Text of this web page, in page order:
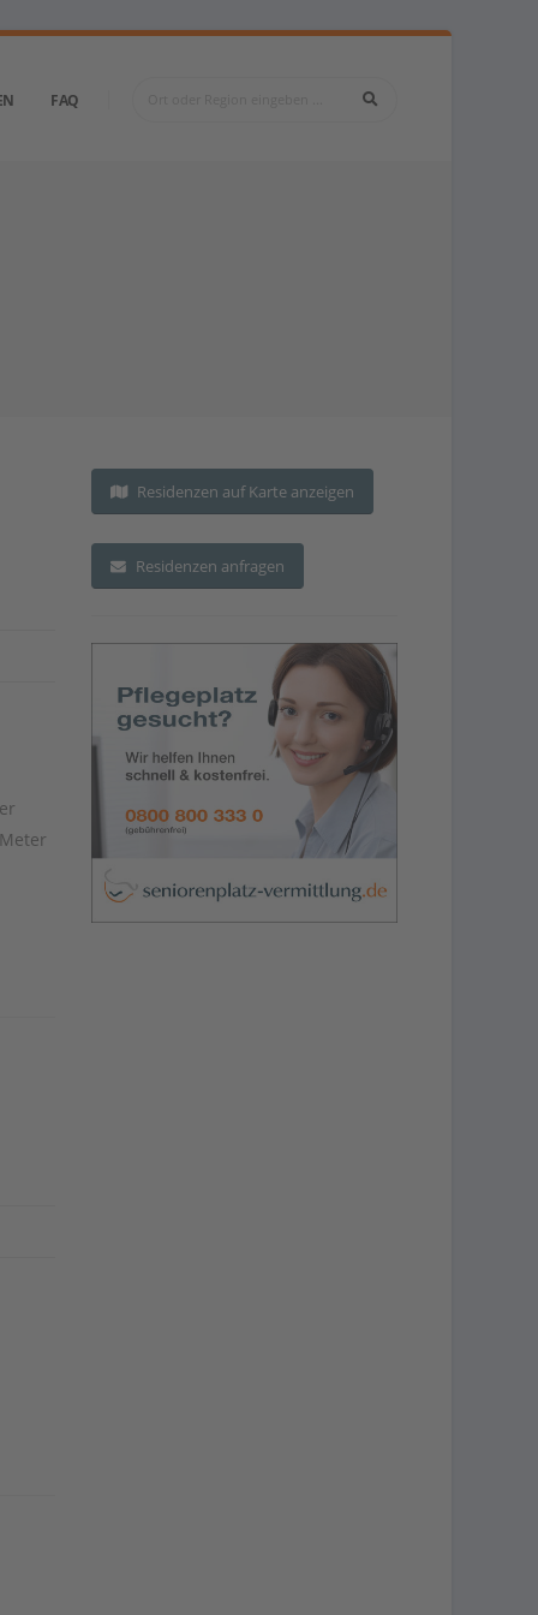
FAQ
Residenzen auf Karte anzeigen
Residenzen anfragen